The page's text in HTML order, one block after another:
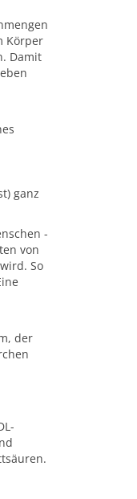
Körper
Damit
ganz
-
von
So
der